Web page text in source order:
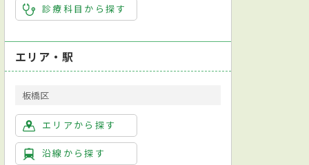
診療科目から探す
エリア・駅
板橋区
エリアから探す
沿線から探す